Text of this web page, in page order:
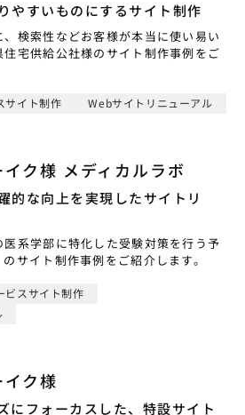
やすいものにするサイト制作
検索性などお客様が本当に使い易い
宅供給公社様のサイト制作事例をご
サイト制作 Webサイトリニューアル
ク様 メディカルラボ
的な向上を実現したサイトリ
系学部に特化した受験対策を行う予
サイト制作事例をご紹介します。
ビスサイト制作
ク様
にフォーカスした、特設サイト